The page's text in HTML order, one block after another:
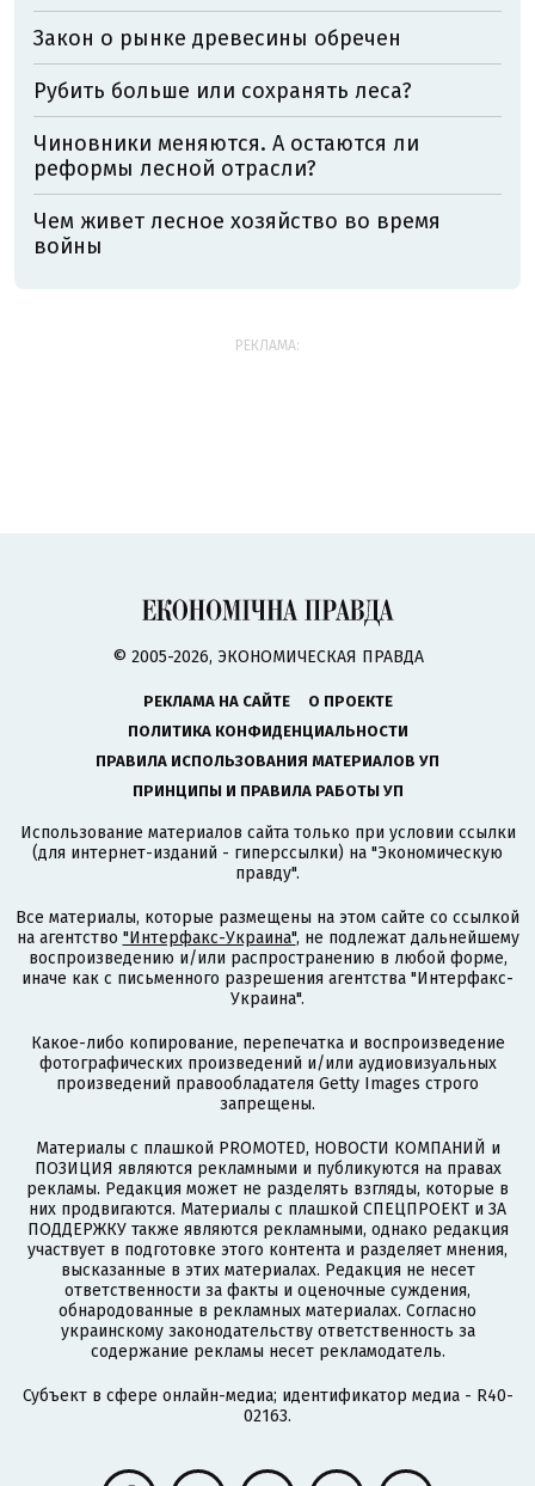
Закон о рынке древесины обречен
Рубить больше или сохранять леса?
Чиновники меняются. А остаются ли
реформы лесной отрасли?
Чем живет лесное хозяйство во время
войны
РЕКЛАМА:
© 2005-2026, ЭКОНОМИЧЕСКАЯ ПРАВДА
РЕКЛАМА НА САЙТЕ
О ПРОЕКТЕ
ПОЛИТИКА КОНФИДЕНЦИАЛЬНОСТИ
ПРАВИЛА ИСПОЛЬЗОВАНИЯ МАТЕРИАЛОВ УП
ПРИНЦИПЫ И ПРАВИЛА РАБОТЫ УП
Использование материалов сайта только при условии ссылки
(для интернет-изданий - гиперссылки) на "Экономическую
правду".
Все материалы, которые размещены на этом сайте со ссылкой
на агентство "Интерфакс-Украина", не подлежат дальнейшему
воспроизведению и/или распространению в любой форме,
иначе как с письменного разрешения агентства "Интерфакс-
Украина".
Какое-либо копирование, перепечатка и воспроизведение
фотографических произведений и/или аудиовизуальных
произведений правообладателя Getty Images строго
запрещены.
Материалы с плашкой PROMOTED, НОВОСТИ КОМПАНИЙ и
ПОЗИЦИЯ являются рекламными и публикуются на правах
рекламы. Редакция может не разделять взгляды, которые в
них продвигаются. Материалы с плашкой СПЕЦПРОЕКТ и ЗА
ПОДДЕРЖКУ также являются рекламными, однако редакция
участвует в подготовке этого контента и разделяет мнения,
высказанные в этих материалах. Редакция не несет
ответственности за факты и оценочные суждения,
обнародованные в рекламных материалах. Согласно
украинскому законодательству ответственность за
содержание рекламы несет рекламодатель.
Субъект в сфере онлайн-медиа; идентификатор медиа - R40-
02163.